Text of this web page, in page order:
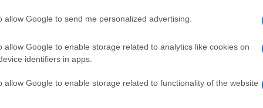
allow Google to send me personalized advertising.
allow Google to enable storage related to analytics like cookies on
identifiers in apps.
allow Google to enable storage related to functionality of the website
korova i štiti plitko korijenje od isušivanja.